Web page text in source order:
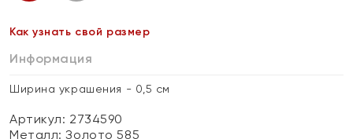
Как узнать свой размер
Информация
Ширина украшения - 0,5 см
Артикул: 2734590
Металл:Золото 585